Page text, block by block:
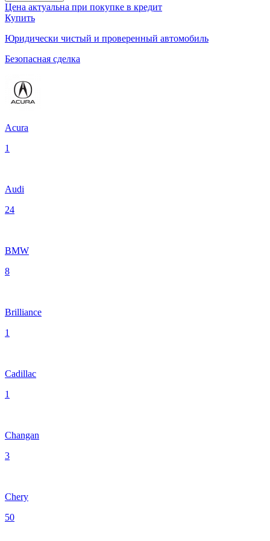
Цена актуальна при покупке в кредит
Купить
Юридически чистый и проверенный автомобиль
Безопасная сделка
Acura
1
Audi
24
BMW
8
Brilliance
1
Cadillac
1
Changan
3
Chery
50